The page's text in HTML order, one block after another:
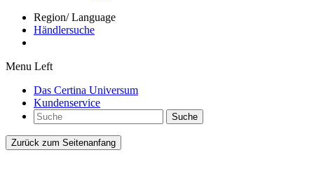
Region/ Language
Händlersuche
Menu Left
Das Certina Universum
Kundenservice
Suche
Zurück zum Seitenanfang